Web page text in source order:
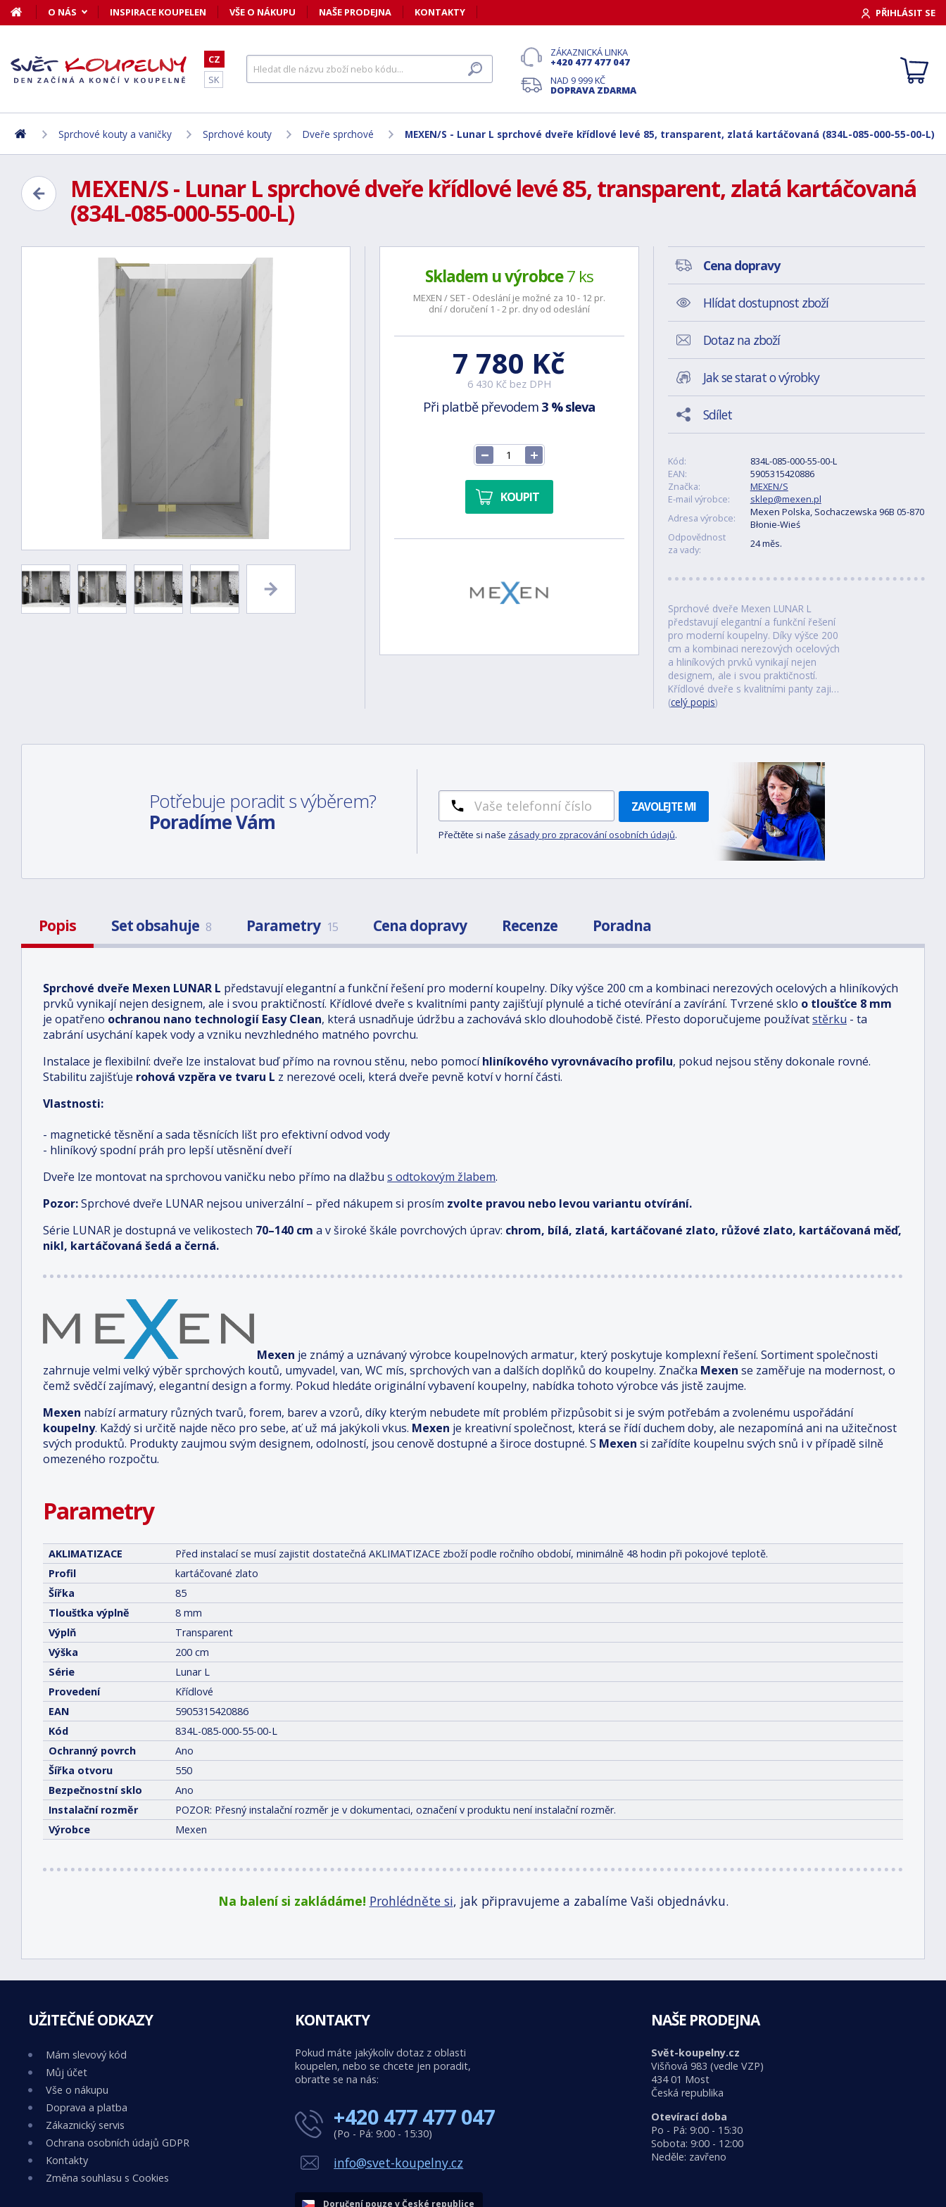
O NÁS INSPIRACE KOUPELEN VŠE O NÁKUPU NAŠE PRODEJNA KONTAKTY PŘIHLÁSIT SE
CZ
SK
ZÁKAZNICKÁ LINKA
+420 477 477 047
NAD 9 999 KČ
DOPRAVA ZDARMA
Sprchové kouty a vaničky Sprchové kouty Dveře sprchové MEXEN/S - Lunar L sprchové dveře křídlové levé 85, transparent, zlatá kartáčovaná (834L-085-000-55-00-L)
MEXEN/S - Lunar L sprchové dveře křídlové levé 85, transparent, zlatá kartáčovaná
(834L-085-000-55-00-L)
Skladem u výrobce7 ks
MEXEN / SET - Odeslání je možné za 10 - 12 pr.
dní / doručení 1 - 2 pr. dny od odeslání
7 780 Kč
6 430 Kč bez DPH
Při platbě převodem 3 % sleva
KOUPIT
Cena dopravy
Hlídat dostupnost zboží
Dotaz na zboží
Jak se starat o výrobky
Sdílet
Kód:
834L-085-000-55-00-L
EAN:
5905315420886
Značka:
MEXEN/S
E-mail výrobce:
sklep@mexen.pl
Adresa výrobce:
Mexen Polska, Sochaczewska 96B 05-870
Błonie-Wieś
Odpovědnost
za vady:
24 měs.
Sprchové dveře Mexen LUNAR L
představují elegantní a funkční řešení
pro moderní koupelny. Díky výšce 200
cm a kombinaci nerezových ocelových
a hliníkových prvků vynikají nejen
designem, ale i svou praktičností.
Křídlové dveře s kvalitními panty zaji…
(celý popis)
Potřebuje poradit s výběrem?
Poradíme Vám
ZAVOLEJTE MI
Přečtěte si naše zásady pro zpracování osobních údajů.
Popis Set obsahuje 8 Parametry 15 Cena dopravy Recenze Poradna
Sprchové dveře Mexen LUNAR L představují elegantní a funkční řešení pro moderní koupelny. Díky výšce 200 cm a kombinaci nerezových ocelových a hliníkových
prvků vynikají nejen designem, ale i svou praktičností. Křídlové dveře s kvalitními panty zajišťují plynulé a tiché otevírání a zavírání. Tvrzené sklo o tloušťce 8 mm
je opatřeno ochranou nano technologií Easy Clean, která usnadňuje údržbu a zachovává sklo dlouhodobě čisté. Přesto doporučujeme používatstěrku - ta
zabrání usychání kapek vody a vzniku nevzhledného matného povrchu.
Instalace je flexibilní: dveře lze instalovat buď přímo na rovnou stěnu, nebo pomocíhliníkového vyrovnávacího profilu, pokud nejsou stěny dokonale rovné.
Stabilitu zajišťuje rohová vzpěra ve tvaru L z nerezové oceli, která dveře pevně kotví v horní části.
Vlastnosti:
- magnetické těsnění a sada těsnících lišt pro efektivní odvod vody
- hliníkový spodní práh pro lepší utěsnění dveří
Dveře lze montovat na sprchovou vaničku nebo přímo na dlažbu s odtokovým žlabem.
Pozor:Sprchové dveře LUNAR nejsou univerzální – před nákupem si prosím zvolte pravou nebo levou variantu otvírání.
Série LUNAR je dostupná ve velikostech 70–140 cm a v široké škále povrchových úprav: chrom, bílá, zlatá, kartáčované zlato, růžové zlato, kartáčovaná měď,
nikl, kartáčovaná šedá a černá.
Mexen je známý a uznávaný výrobce koupelnových armatur, který poskytuje komplexní řešení. Sortiment společnosti
zahrnuje velmi velký výběr sprchových koutů, umyvadel, van, WC mís, sprchových van a dalších doplňků do koupelny. Značka Mexen se zaměřuje na modernost, o
čemž svědčí zajímavý, elegantní design a formy. Pokud hledáte originální vybavení koupelny, nabídka tohoto výrobce vás jistě zaujme.
Mexen nabízí armatury různých tvarů, forem, barev a vzorů, díky kterým nebudete mít problém přizpůsobit si je svým potřebám a zvolenému uspořádání
koupelny. Každý si určitě najde něco pro sebe, ať už má jakýkoli vkus. Mexen je kreativní společnost, která se řídí duchem doby, ale nezapomíná ani na užitečnost
svých produktů. Produkty zaujmou svým designem, odolností, jsou cenově dostupné a široce dostupné. S Mexen si zařídíte koupelnu svých snů i v případě silně
omezeného rozpočtu.
Parametry
AKLIMATIZACE
Před instalací se musí zajistit dostatečná AKLIMATIZACE zboží podle ročního období, minimálně 48 hodin při pokojové teplotě.
Profil
kartáčované zlato
Šířka
85
Tloušťka výplně
8 mm
Výplň
Transparent
Výška
200 cm
Série
Lunar L
Provedení
Křídlové
EAN
5905315420886
Kód
834L-085-000-55-00-L
Ochranný povrch
Ano
Šířka otvoru
550
Bezpečnostní sklo
Ano
Instalační rozměr
POZOR: Přesný instalační rozměr je v dokumentaci, označení v produktu není instalační rozměr.
Výrobce
Mexen
Na balení si zakládáme! Prohlédněte si, jak připravujeme a zabalíme Vaši objednávku.
UŽITEČNÉ ODKAZY
Mám slevový kód
Můj účet
Vše o nákupu
Doprava a platba
Zákaznický servis
Ochrana osobních údajů GDPR
Kontakty
Změna souhlasu s Cookies
KONTAKTY
Pokud máte jakýkoliv dotaz z oblasti
koupelen, nebo se chcete jen poradit,
obraťte se na nás:
+420 477 477 047
(Po - Pá: 9:00 - 15:30)
info@svet-koupelny.cz
Doručení pouze v České republice
NAŠE PRODEJNA
Svět-koupelny.cz
Višňová 983 (vedle VZP)
434 01 Most
Česká republika
Otevírací doba
Po - Pá: 9:00 - 15:30
Sobota: 9:00 - 12:00
Neděle: zavřeno